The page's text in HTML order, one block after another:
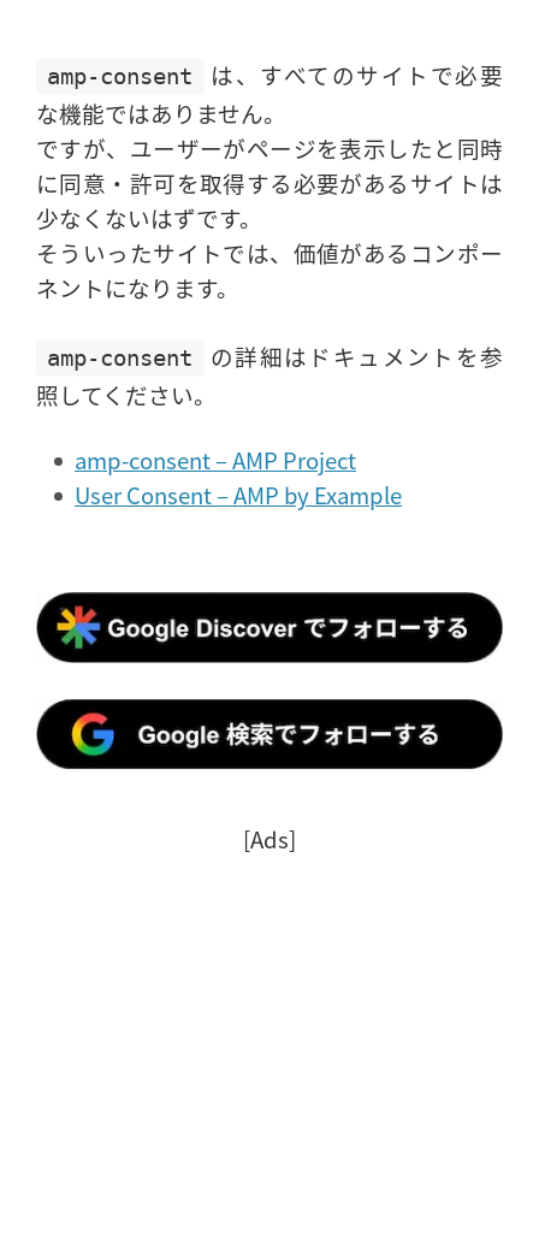
amp-consent
は、すべてのサイトで必要
な機能ではありません。
ですが、ユーザーがページを表示したと同時
に同意・許可を取得する必要があるサイトは
少なくないはずです。
そういったサイトでは、価値があるコンポー
ネントになります。
amp-consent
の詳細はドキュメントを参
照してください。
amp-consent – AMP Project
User Consent – AMP by Example
[Ads]